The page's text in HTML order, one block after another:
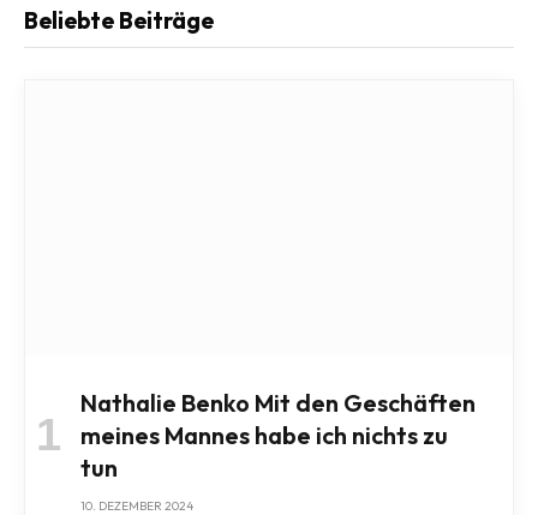
Beliebte Beiträge
Nathalie Benko Mit den Geschäften
meines Mannes habe ich nichts zu
tun
10. DEZEMBER 2024